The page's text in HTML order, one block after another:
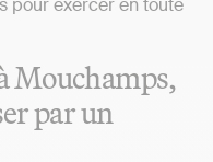
pour exercer en toute
Mouchamps,
par un